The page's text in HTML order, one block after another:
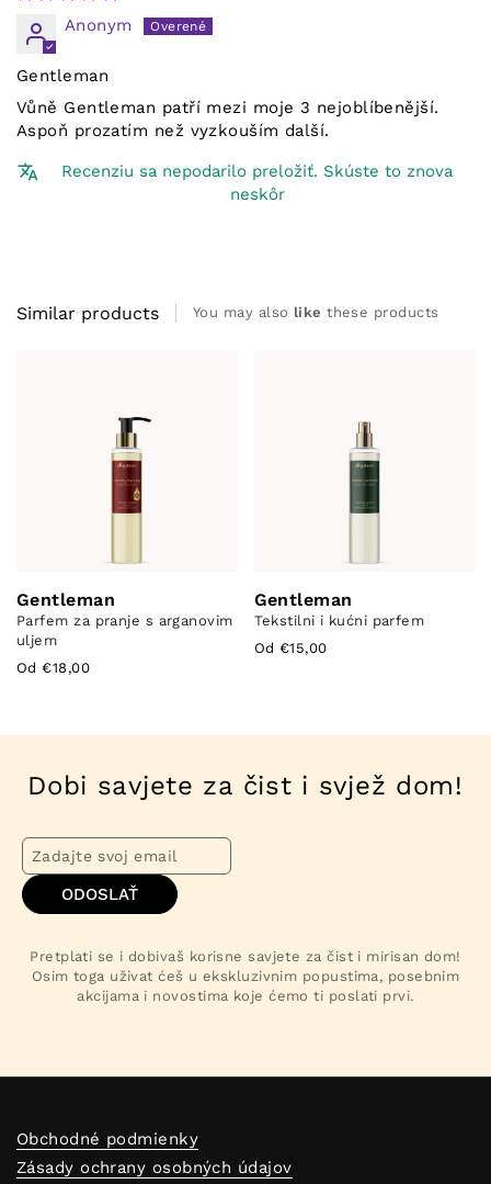
Anonym
Gentleman
Vůně Gentleman patří mezi moje 3 nejoblíbenější.
Aspoň prozatím než vyzkouším další.
Recenziu sa nepodarilo preložiť. Skúste to znova
neskôr
Similar products You may also like these products
Gentleman
Parfem za pranje s arganovim
uljem
Od €18,00
Gentleman
Tekstilni i kućni parfem
Od €15,00
Dobi savjete za čist i svjež dom!
ODOSLAŤ
Pretplati se i dobivaš korisne savjete za čist i mirisan dom!
Osim toga uživat ćeš u ekskluzivnim popustima, posebnim
akcijama i novostima koje ćemo ti poslati prvi.
Obchodné podmienky
Zásady ochrany osobných údajov